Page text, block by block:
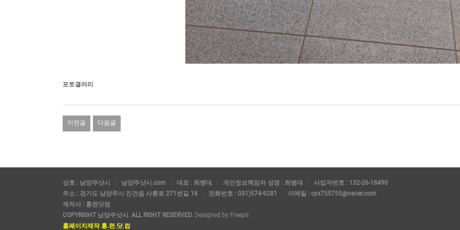
포토갤러리
이전글 다음글
상호 : 남양주샷시 남양주샷시.com 대표 : 최병대 개인정보책임자 성명 : 최병대
사업자번호 : 132-26-18490
주소 : 경기도 남양주시 진건읍 사릉로 271번길 16
전화번호 : 031)574-9281
이메일 : cys755755@naver.com
제작사 : 홍련닷컴
COPYRIGHT 남양주샷시. ALL RIGHT RESERVED. Designed by Freepil
홈페이지제작 홍.련.닷.컴